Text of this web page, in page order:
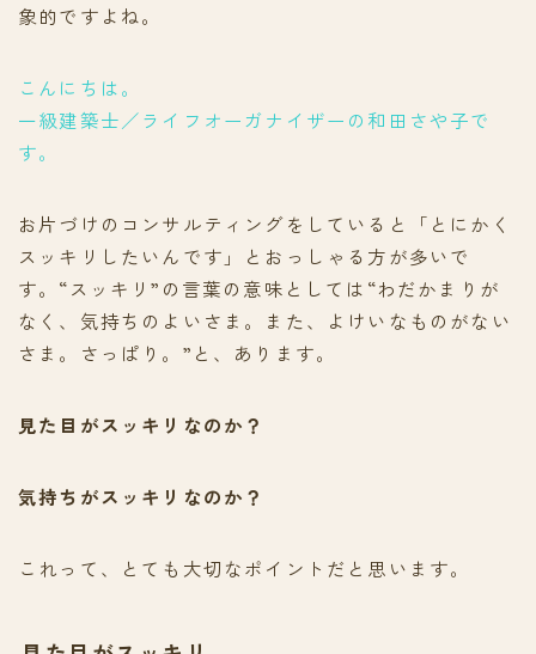
象的ですよね。
こんにちは。
一級建築士／ライフオーガナイザーの和田さや子で
す。
お片づけのコンサルティングをしていると「とにかく
スッキリしたいんです」とおっしゃる方が多いで
す。“スッキリ”の言葉の意味としては“わだかまりが
なく、気持ちのよいさま。また、よけいなものがない
さま。さっぱり。”と、あります。
見た目がスッキリなのか？
気持ちがスッキリなのか？
これって、とても大切なポイントだと思います。